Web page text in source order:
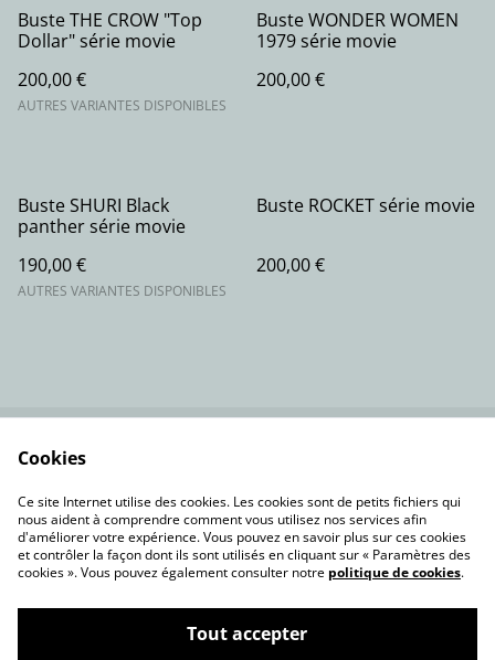
Buste THE CROW "Top
Dollar" série movie
200,00 €
AUTRES VARIANTES DISPONIBLES
Buste WONDER WOMEN
1979 série movie
200,00 €
Buste SHURI Black
panther série movie
190,00 €
AUTRES VARIANTES DISPONIBLES
Buste ROCKET série movie
200,00 €
Politique de
confidentialité
Politique de cookies
Cookies
Ce site Internet utilise des cookies. Les cookies sont de petits fichiers qui
nous aident à comprendre comment vous utilisez nos services afin
d'améliorer votre expérience. Vous pouvez en savoir plus sur ces cookies
et contrôler la façon dont ils sont utilisés en cliquant sur « Paramètres des
cookies ». Vous pouvez également consulter notre politique de cookies.
Tout accepter